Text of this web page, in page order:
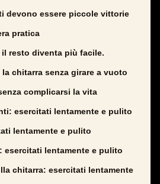
devono essere piccole vittorie
pratica
resto diventa più facile.
chitarra senza girare a vuoto
complicarsi la vita
esercitati lentamente e pulito
lentamente e pulito
esercitati lentamente e pulito
chitarra: esercitati lentamente